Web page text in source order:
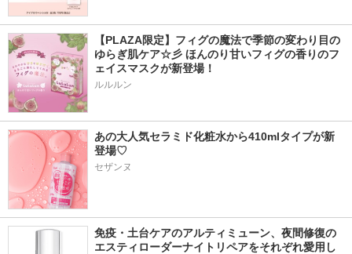
【PLAZA限定】フィグの魔法で季節の変わり目の
ゆらぎ肌ケア☆彡 ほんのり甘いフィグの香りのフ
ェイスマスクが新登場！
ルルルン
あの大人気セラミド化粧水から410mlタイプが新
登場♡
セザンヌ
免疫・土台ケアのアルティミューン、夜間修復の
エスティローダーナイトリペアをそれぞれ愛用し